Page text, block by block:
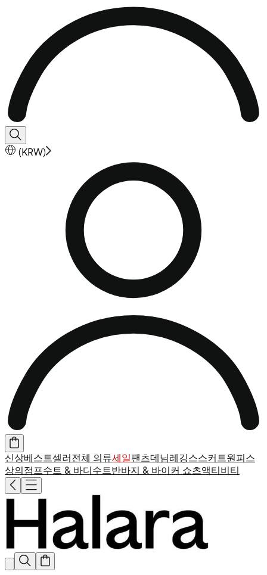
(KRW)
신상베스트셀러 전체 의류세일팬츠데님레깅스스커트원피스
상의 점프수트 & 바디수트반바지 & 바이커 쇼츠액티비티